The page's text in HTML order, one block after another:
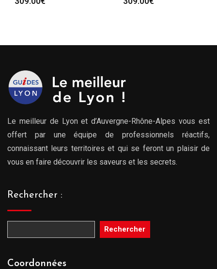
Le meilleur de Lyon et d’Auvergne-Rhône-Alpes vous est
offert par une équipe de professionnels réactifs,
connaissant leurs territoires et qui se feront un plaisir de
vous en faire découvrir les saveurs et les secrets.
Rechercher :
Rechercher
Coordonnées